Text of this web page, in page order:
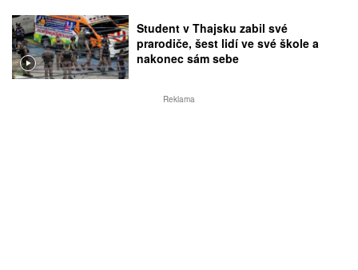
Student v Thajsku zabil své
prarodiče, šest lidí ve své škole a
nakonec sám sebe
Reklama